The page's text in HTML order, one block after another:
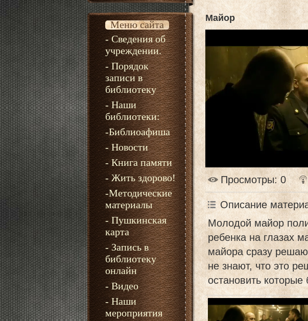
Меню сайта
- Сведения об
учреждении.
- Порядок
записи в
библиотеку
- Наши
библиотеки:
-Библиоафиша
- Новости
- Книга памяти
- Жить здорово!
-Методические
материалы
- Пушкинская
карта
- Запись в
библиотеку
онлайн
- Видео
- Наши
мероприятия
Майор
Просмотры: 0
Описание
Молодой майор
ребенка на глазах
майора сразу
не знают, что это
остановить которые